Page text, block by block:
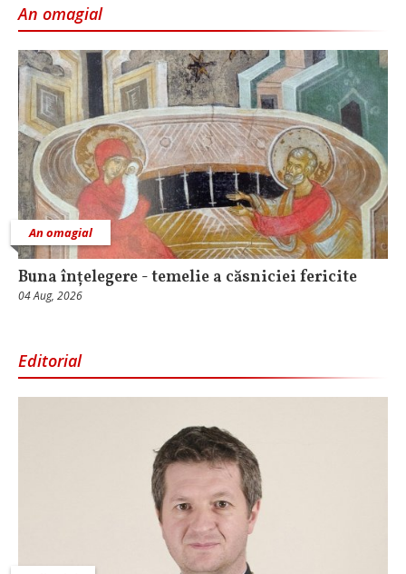
An omagial
An omagial
Buna înțelegere - temelie a căsniciei fericite
04 Aug, 2026
Editorial